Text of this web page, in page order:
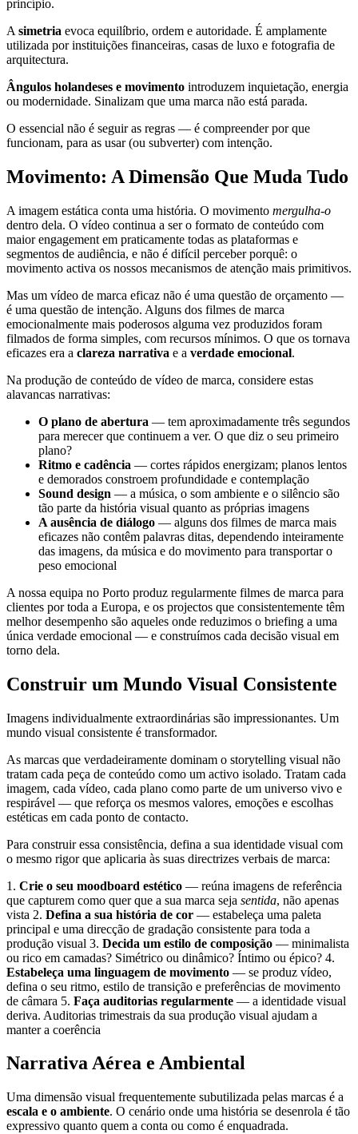
princípio.
A simetria evoca equilíbrio, ordem e autoridade. É amplamente
utilizada por instituições financeiras, casas de luxo e fotografia de
arquitectura.
Ângulos holandeses e movimento introduzem inquietação, energia
ou modernidade. Sinalizam que uma marca não está parada.
O essencial não é seguir as regras — é compreender por que
funcionam, para as usar (ou subverter) com intenção.
Movimento: A Dimensão Que Muda Tudo
A imagem estática conta uma história. O movimento mergulha-o
dentro dela. O vídeo continua a ser o formato de conteúdo com
maior engagement em praticamente todas as plataformas e
segmentos de audiência, e não é difícil perceber porquê: o
movimento activa os nossos mecanismos de atenção mais primitivos.
Mas um vídeo de marca eficaz não é uma questão de orçamento —
é uma questão de intenção. Alguns dos filmes de marca
emocionalmente mais poderosos alguma vez produzidos foram
filmados de forma simples, com recursos mínimos. O que os tornava
eficazes era a clareza narrativa e a verdade emocional.
Na produção de conteúdo de vídeo de marca, considere estas
alavancas narrativas:
O plano de abertura — tem aproximadamente três segundos
para merecer que continuem a ver. O que diz o seu primeiro
plano?
Ritmo e cadência — cortes rápidos energizam; planos lentos
e demorados constroem profundidade e contemplação
Sound design — a música, o som ambiente e o silêncio são
tão parte da história visual quanto as próprias imagens
A ausência de diálogo — alguns dos filmes de marca mais
eficazes não contêm palavras ditas, dependendo inteiramente
das imagens, da música e do movimento para transportar o
peso emocional
A nossa equipa no Porto produz regularmente filmes de marca para
clientes por toda a Europa, e os projectos que consistentemente têm
melhor desempenho são aqueles onde reduzimos o briefing a uma
única verdade emocional — e construímos cada decisão visual em
torno dela.
Construir um Mundo Visual Consistente
Imagens individualmente extraordinárias são impressionantes. Um
mundo visual consistente é transformador.
As marcas que verdadeiramente dominam o storytelling visual não
tratam cada peça de conteúdo como um activo isolado. Tratam cada
imagem, cada vídeo, cada plano como parte de um universo vivo e
respirável — que reforça os mesmos valores, emoções e escolhas
estéticas em cada ponto de contacto.
Para construir essa consistência, defina a sua identidade visual com
o mesmo rigor que aplicaria às suas directrizes verbais de marca:
1. Crie o seu moodboard estético — reúna imagens de referência
que capturem como quer que a sua marca seja sentida, não apenas
vista 2. Defina a sua história de cor — estabeleça uma paleta
principal e uma direcção de gradação consistente para toda a
produção visual 3. Decida um estilo de composição — minimalista
ou rico em camadas? Simétrico ou dinâmico? Íntimo ou épico? 4.
Estabeleça uma linguagem de movimento — se produz vídeo,
defina o seu ritmo, estilo de transição e preferências de movimento
de câmara 5. Faça auditorias regularmente — a identidade visual
deriva. Auditorias trimestrais da sua produção visual ajudam a
manter a coerência
Narrativa Aérea e Ambiental
Uma dimensão visual frequentemente subutilizada pelas marcas é a
escala e o ambiente. O cenário onde uma história se desenrola é tão
expressivo quanto quem a conta ou como é enquadrada.